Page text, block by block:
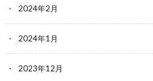
2024年2月
2024年1月
2023年12月